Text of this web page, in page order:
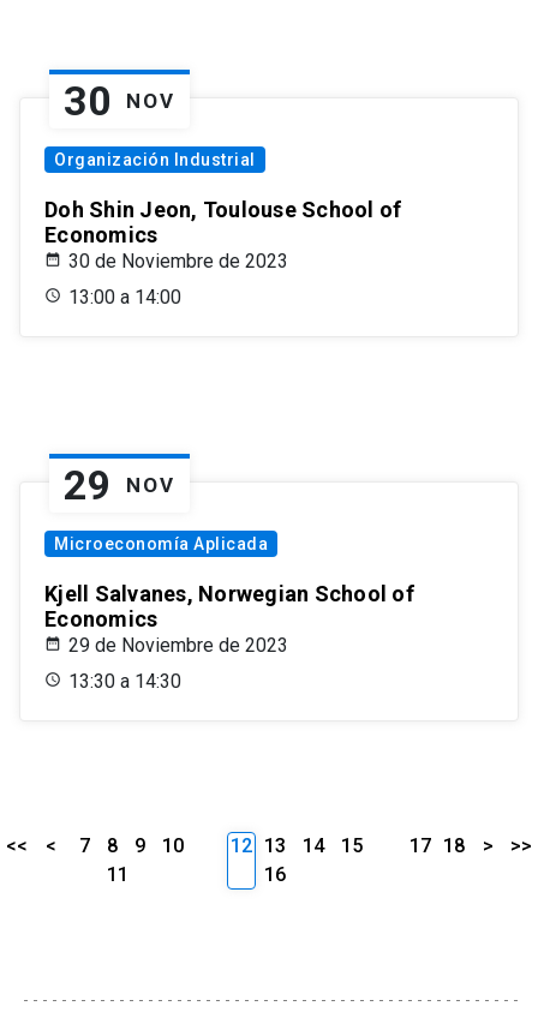
30 NOV
Organización Industrial
Doh Shin Jeon, Toulouse School of
Economics
30 de Noviembre de 2023
13:00 a 14:00
29 NOV
Microeconomía Aplicada
Kjell Salvanes, Norwegian School of
Economics
29 de Noviembre de 2023
13:30 a 14:30
<< < 7 8 9
10
11
12 13 14
15
16
17 18 > >>